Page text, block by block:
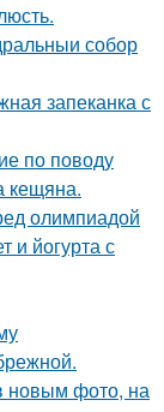
собор
запеканка с
по поводу
кещяна.
олимпиадой
и йогурта с
новым фото, на